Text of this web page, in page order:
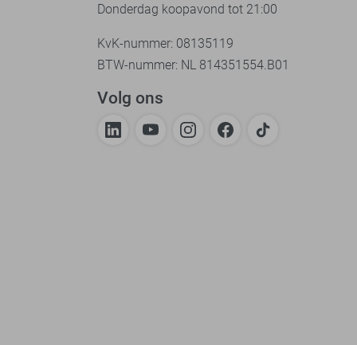
Donderdag koopavond tot 21:00
KvK-nummer: 08135119
BTW-nummer: NL 814351554.B01
Volg ons